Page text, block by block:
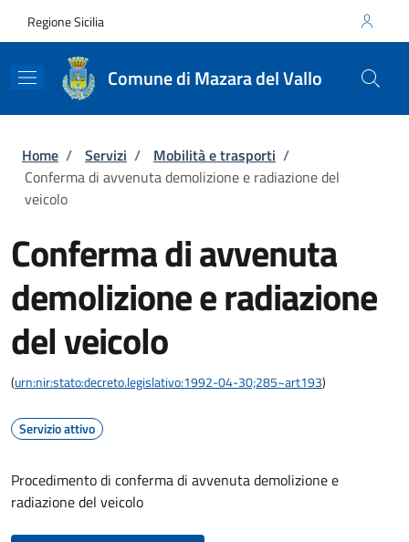
Regione Sicilia
Comune di Mazara del Vallo
Briciole di pane
Home / Servizi / Mobilità e trasporti /
Conferma di avvenuta demolizione e radiazione del
veicolo
Conferma di avvenuta
demolizione e radiazione
del veicolo
(urn:nir:stato:decreto.legislativo:1992-04-30;285~art193)
Servizio attivo
Procedimento di conferma di avvenuta demolizione e
radiazione del veicolo